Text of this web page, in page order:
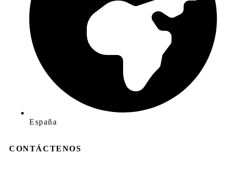
España
CONTÁCTENOS